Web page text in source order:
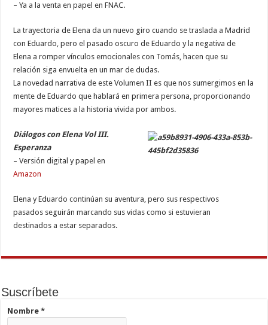
– Ya a la venta en papel en FNAC.
La trayectoria de Elena da un nuevo giro cuando se traslada a Madrid
con Eduardo, pero el pasado oscuro de Eduardo y la negativa de
Elena a romper vínculos emocionales con Tomás, hacen que su
relación siga envuelta en un mar de dudas.
La novedad narrativa de este Volumen II es que nos sumergimos en la
mente de Eduardo que hablará en primera persona, proporcionando
mayores matices a la historia vivida por ambos.
Diálogos con Elena Vol III.
Esperanza
– Versión digital y papel en
Amazon
Elena y Eduardo continúan su aventura, pero sus respectivos
pasados seguirán marcando sus vidas como si estuvieran
destinados a estar separados.
Suscríbete
Nombre*